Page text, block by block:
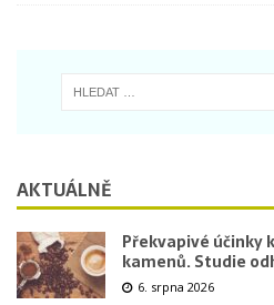
AKTUÁLNĚ
Překvapivé účinky
kamenů. Studie
6. srpna 2026